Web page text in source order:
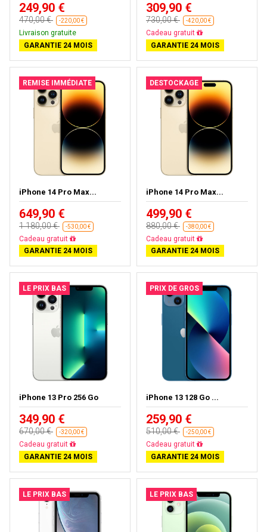
249,90 €
470,00 € -220,00 €
Livraison gratuite
GARANTIE 24 MOIS
309,90 €
730,00 € -420,00 €
Cadeau gratuit
GARANTIE 24 MOIS
REMISE IMMÉDIATE
iPhone 14 Pro Max...
649,90 €
1 180,00 € -530,00 €
Cadeau gratuit
GARANTIE 24 MOIS
DESTOCKAGE
iPhone 14 Pro Max...
499,90 €
880,00 € -380,00 €
Cadeau gratuit
GARANTIE 24 MOIS
LE PRIX BAS
iPhone 13 Pro 256 Go
349,90 €
670,00 € -320,00 €
Cadeau gratuit
GARANTIE 24 MOIS
PRIX DE GROS
iPhone 13 128 Go ...
259,90 €
510,00 € -250,00 €
Cadeau gratuit
GARANTIE 24 MOIS
LE PRIX BAS LE PRIX BAS